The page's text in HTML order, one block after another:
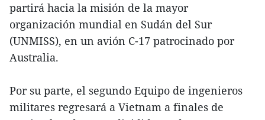
partirá hacia la misión de la mayor
organización mundial en Sudán del Sur
(UNMISS), en un avión C-17 patrocinado por
Australia.
Por su parte, el segundo Equipo de ingenieros
militares regresará a Vietnam a finales de